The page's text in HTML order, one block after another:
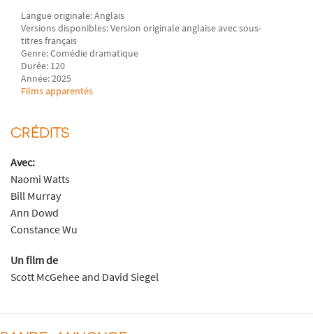
Langue originale: Anglais
Versions disponibles: Version originale anglaise avec sous-
titres français
Genre: Comédie dramatique
Durée: 120
Année: 2025
Films apparentés
CRÉDITS
Avec:
Naomi Watts
Bill Murray
Ann Dowd
Constance Wu
Un film de
Scott McGehee and David Siegel